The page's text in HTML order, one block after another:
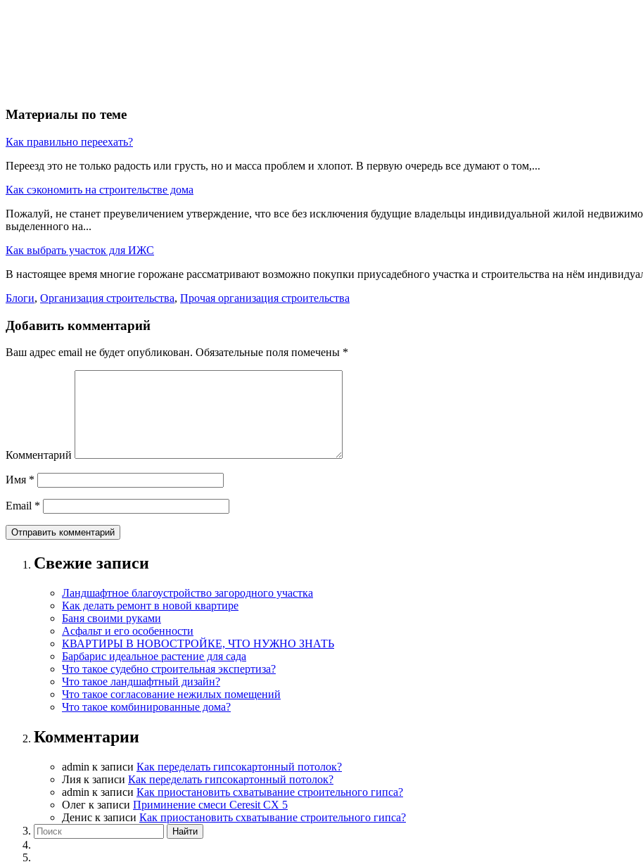
Материалы по теме
Как правильно переехать?
Переезд это не только радость или грусть, но и масса проблем и хлопот. В первую очередь все думают о том,...
Как сэкономить на строительстве дома
Пожалуй, не станет преувеличением утверждение, что все без исключения будущие владельцы индивидуальной жилой
выделенного на...
Как выбрать участок для ИЖС
В настоящее время многие горожане рассматривают возможно покупки приусадебного участка и строительства на нём
Блоги, Организация строительства, Прочая организация строительства
Добавить комментарий
Ваш адрес email не будет опубликован. Обязательные поля помечены *
Комментарий
Имя *
Email *
Свежие записи
Ландшафтное благоустройство загородного участка
Как делать ремонт в новой квартире
Баня своими руками
Асфальт и его особенности
КВАРТИРЫ В НОВОСТРОЙКЕ, ЧТО НУЖНО ЗНАТЬ
Барбарис идеальное растение для сада
Что такое судебно строительная экспертиза?
Что такое ландшафтный дизайн?
Что такое согласование нежилых помещений
Что такое комбинированные дома?
Комментарии
admin к записи Как переделать гипсокартонный потолок?
Лия к записи Как переделать гипсокартонный потолок?
admin к записи Как приостановить схватывание строительного гипса?
Олег к записи Приминение смеси Ceresit СХ 5
Денис к записи Как приостановить схватывание строительного гипса?